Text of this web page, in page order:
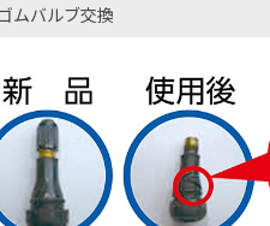
ゴムバルブ交換